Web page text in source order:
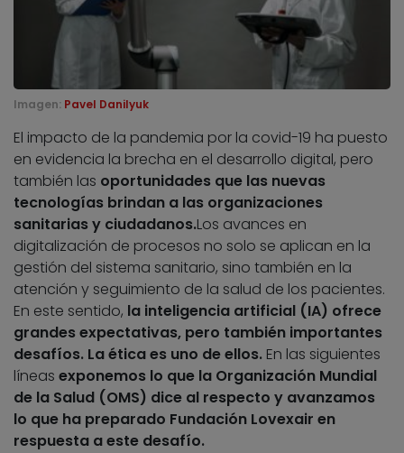
Imagen: Pavel Danilyuk
El impacto de la pandemia por la covid-19 ha puesto
en evidencia la brecha en el desarrollo digital, pero
también las oportunidades que las nuevas
tecnologías brindan a las organizaciones
sanitarias y ciudadanos.Los avances en
digitalización de procesos no solo se aplican en la
gestión del sistema sanitario, sino también en la
atención y seguimiento de la salud de los pacientes.
En este sentido, la inteligencia artificial (IA) ofrece
grandes expectativas, pero también importantes
desafíos. La ética es uno de ellos. En las siguientes
líneas exponemos lo que la Organización Mundial
de la Salud (OMS) dice al respecto y avanzamos
lo que ha preparado Fundación Lovexair en
respuesta a este desafío.